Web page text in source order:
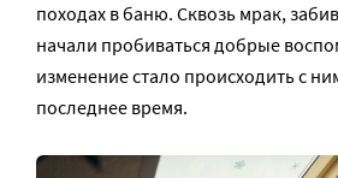
походах в баню. Сквозь мрак,
начали пробиваться добрые
изменение стало происходить с
последнее время.